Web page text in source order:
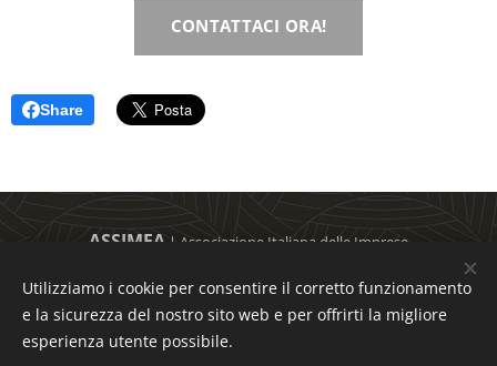
Rassegna stampa
Analisi e approfondimenti curati dal team
WhatsApp
Chatta con noi
CONTATTACI ORA!
Share
ASSIMEA | Associazione Italiana delle Imprese
Via Armando Diaz, 8 | 80134 Napoli (NA)
C.F. 95149380636
+39 0815515475 | +39 0815515795 | +39 3337121536
Utilizziamo i cookie per consentire il corretto funzionamento
e la sicurezza del nostro sito web e per offrirti la migliore
esperienza utente possibile.